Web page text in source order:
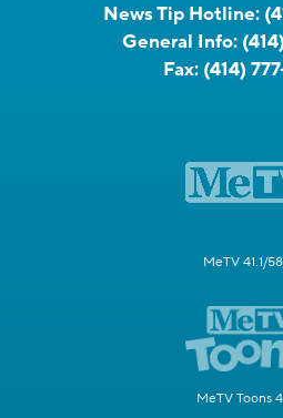
News Tip Hotline:
General Info:
Fax: (414)
MeTV 41.1/
MeTV Toons